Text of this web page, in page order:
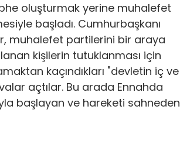
oluşturmak yerine muhalefet
başladı. Cumhurbaşkanı
muhalefet partilerini bir araya
kişilerin tutuklanması için
kaçındıkları "devletin iç ve
açtılar. Bu arada Ennahda
başlayan ve hareketi sahneden